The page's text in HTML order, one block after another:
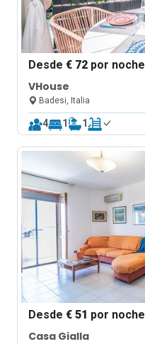
Desde€ 72 por noche
VHouse
Badesi, Italia
4 1 1
Desde€ 51 por noche
Casa Gialla